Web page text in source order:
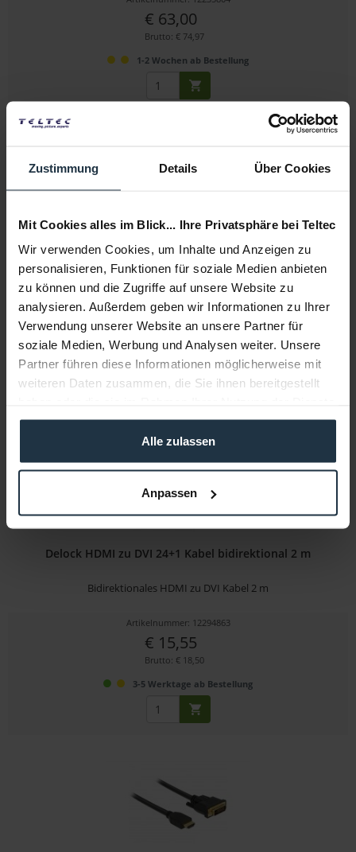
Zustimmung Details Über Cookies
Mit Cookies alles im Blick... Ihre Privatsphäre bei Teltec
Wir verwenden Cookies, um Inhalte und Anzeigen zu
personalisieren, Funktionen für soziale Medien anbieten
zu können und die Zugriffe auf unsere Website zu
analysieren. Außerdem geben wir Informationen zu Ihrer
Verwendung unserer Website an unsere Partner für
soziale Medien, Werbung und Analysen weiter. Unsere
Partner führen diese Informationen möglicherweise mit
weiteren Daten zusammen, die Sie ihnen bereitgestellt
gesammelt haben.
Alle zulassen
Anpassen
€ 63,00
Brutto: € 74,97
1-2 Wochen ab Bestellung
DVI-D Anschlusskabel Stecker / Stecker, 20m
Artikelnummer: 12234673
€ 100,00
Brutto: € 119,00
1-2 Wochen ab Bestellung
Delock HDMI zu DVI 24+1 Kabel bidirektional 2 m
Bidirektionales HDMI zu DVI Kabel 2 m
Artikelnummer: 12294863
€ 15,55
Brutto: € 18,50
3-5 Werktage ab Bestellung